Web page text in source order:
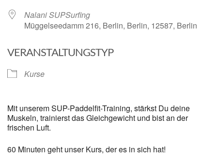
Nalani SUPSurfing
Müggelseedamm 216, Berlin, Berlin, 12587, Berlin
VERANSTALTUNGSTYP
Kurse
Mit unserem SUP-Paddelfit-Training, stärkst Du deine
Muskeln, trainierst das Gleichgewicht und bist an der
frischen Luft.
60 Minuten geht unser Kurs, der es in sich hat!